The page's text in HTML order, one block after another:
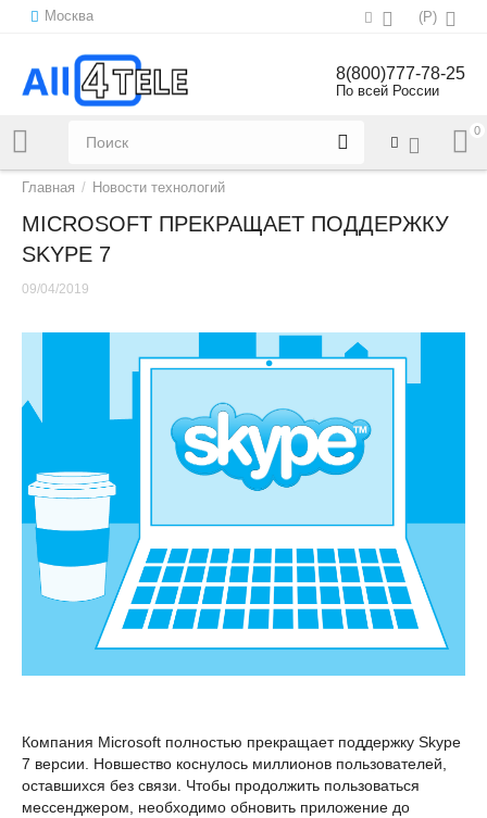
Москва (Р)
Напишите нам:sales@all4tele.com
8(800)777-78-25
По всей России
0
Главная / Новости технологий
MICROSOFT ПРЕКРАЩАЕТ ПОДДЕРЖКУ
SKYPE 7
09/04/2019
Компания Microsoft полностью прекращает поддержку Skype
7 версии. Новшество коснулось миллионов пользователей,
оставшихся без связи. Чтобы продолжить пользоваться
мессенджером, необходимо обновить приложение до